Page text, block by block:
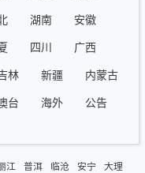
湖南
安徽
四川
广西
林 新疆
内蒙古
台 海外
公告
江 普洱 临沧 安宁
大理